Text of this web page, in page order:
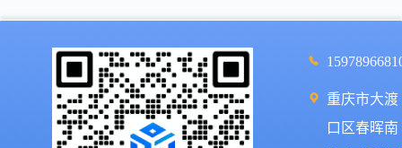
重庆市大渡
口区春晖南